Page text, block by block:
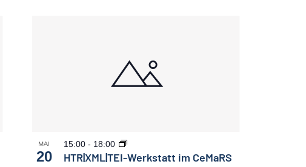
MAI
20 HTR|XML|TEI-Werkstatt im CeMaRS
15:00 - 18:00